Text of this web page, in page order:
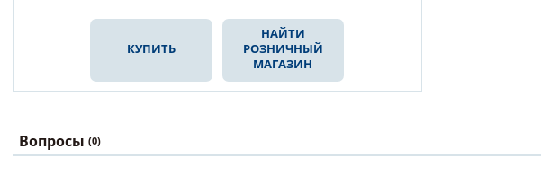
КУПИТЬ
НАЙТИ
РОЗНИЧНЫЙ
МАГАЗИН
Вопросы (0)